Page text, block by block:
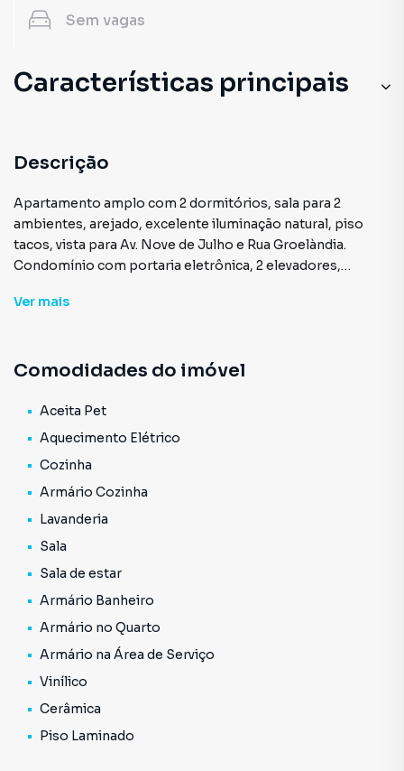
Sem vagas
Características principais
Aquecimento Elétrico
Cozinha
Armário Cozinha
Playground
Portaria 24h
Armário no Quarto
Descrição
Apartamento amplo com 2 dormitórios, sala para 2
ambientes, arejado, excelente iluminação natural, piso
tacos, vista para Av. Nove de Julho e Rua Groelàndia.
Condomínio com portaria eletrônica, 2 elevadores,
Excelente localização, fácil acesso aos Jardins, Itaim Bibi,
Portugal, Consulado Geral da Espanha, Consulado da
Av. Presidente Juscelino Kubitschek,Comércios em geral e
Transporte Público.
Ver mais
Comodidades do imóvel
Aceita Pet
Aquecimento Elétrico
Cozinha
Armário Cozinha
Lavanderia
Sala
Sala de estar
Armário Banheiro
Armário no Quarto
Armário na Área de Serviço
Vinílico
Cerâmica
Piso Laminado